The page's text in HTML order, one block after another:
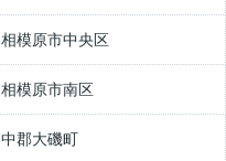
相模原市中央区
相模原市南区
中郡大磯町